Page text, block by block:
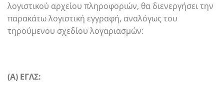
λογιστικού αρχείου πληροφοριών, θα διενεργήσει την
παρακάτω λογιστική εγγραφή, αναλόγως του
τηρούμενου σχεδίου λογαριασμών:
(Α) ΕΓΛΣ: